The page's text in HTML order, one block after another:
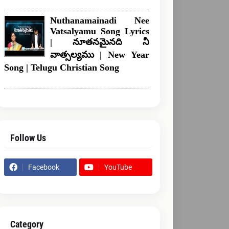
Nuthanamainadi Nee
Vatsalyamu Song Lyrics
| నూతనమైనది నీ
వాత్సల్యము | New Year
Song | Telugu Christian Song
Follow Us
Facebook YouTube
Category